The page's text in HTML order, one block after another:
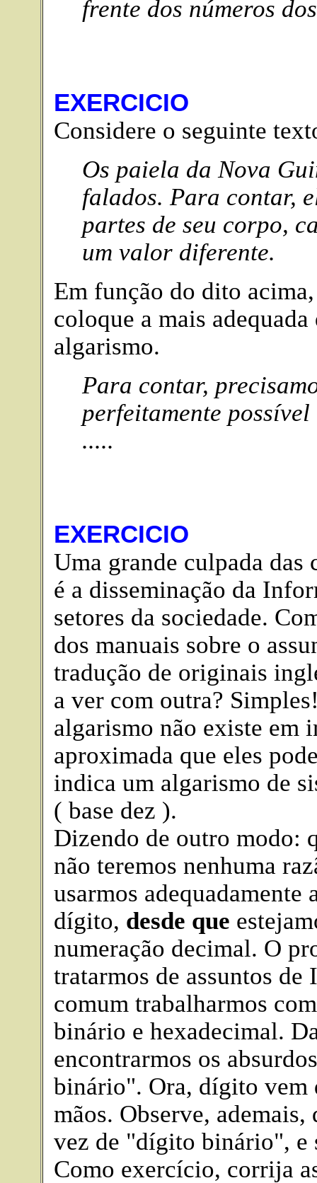
frente dos números
EXERCICIO
Considere o seguinte
Os paiela da Nova
falados. Para contar,
partes de seu corpo,
um valor diferente.
Em função do dito
coloque a mais
algarismo.
Para contar,
perfeitamente
.....
EXERCICIO
Uma grande culpada das
é a disseminação da
setores da sociedade.
dos manuais sobre o
tradução de originais
a ver com outra?
algarismo não existe em
aproximada que eles
indica um algarismo de
( base dez ).
Dizendo de outro modo:
não teremos nenhuma
usarmos adequadamente
dígito, desde que
numeração decimal. O
tratarmos de assuntos
comum trabalharmos
binário e hexadecimal.
encontrarmos os
binário". Ora, dígito vem
mãos. Observe,
vez de "dígito binário", e
Como exercício, corrija